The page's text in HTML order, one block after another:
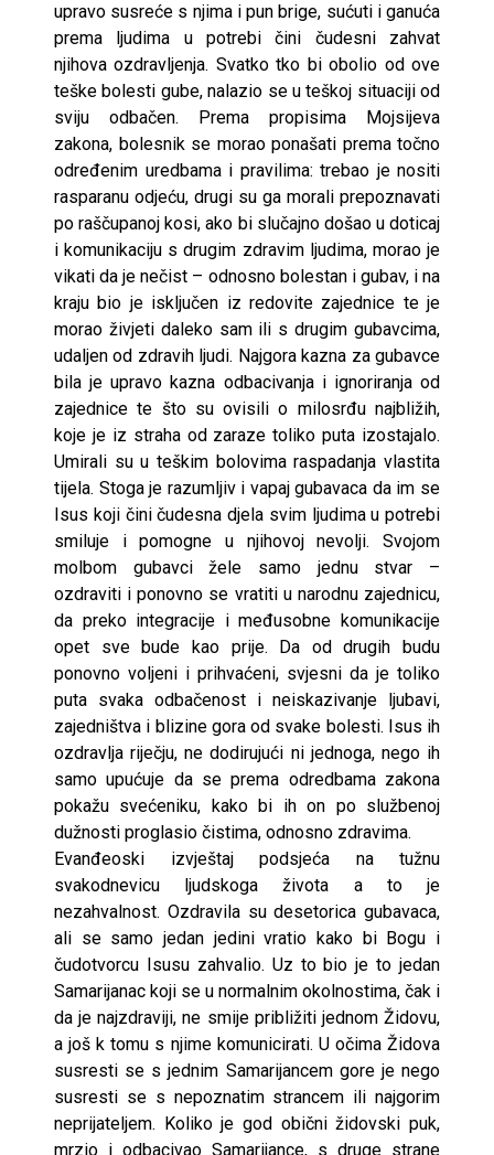
upravo susreće s njima i pun brige, sućuti i ganuća
prema ljudima u potrebi čini čudesni zahvat
njihova ozdravljenja. Svatko tko bi obolio od ove
teške bolesti gube, nalazio se u teškoj situaciji od
sviju odbačen. Prema propisima Mojsijeva
zakona, bolesnik se morao ponašati prema točno
određenim uredbama i pravilima: trebao je nositi
rasparanu odjeću, drugi su ga morali prepoznavati
po raščupanoj kosi, ako bi slučajno došao u doticaj
i komunikaciju s drugim zdravim ljudima, morao je
vikati da je nečist – odnosno bolestan i gubav, i na
kraju bio je isključen iz redovite zajednice te je
morao živjeti daleko sam ili s drugim gubavcima,
udaljen od zdravih ljudi. Najgora kazna za gubavce
bila je upravo kazna odbacivanja i ignoriranja od
zajednice te što su ovisili o milosrđu najbližih,
koje je iz straha od zaraze toliko puta izostajalo.
Umirali su u teškim bolovima raspadanja vlastita
tijela. Stoga je razumljiv i vapaj gubavaca da im se
Isus koji čini čudesna djela svim ljudima u potrebi
smiluje i pomogne u njihovoj nevolji. Svojom
molbom gubavci žele samo jednu stvar –
ozdraviti i ponovno se vratiti u narodnu zajednicu,
da preko integracije i međusobne komunikacije
opet sve bude kao prije. Da od drugih budu
ponovno voljeni i prihvaćeni, svjesni da je toliko
puta svaka odbačenost i neiskazivanje ljubavi,
zajedništva i blizine gora od svake bolesti. Isus ih
ozdravlja riječju, ne dodirujući ni jednoga, nego ih
samo upućuje da se prema odredbama zakona
pokažu svećeniku, kako bi ih on po službenoj
dužnosti proglasio čistima, odnosno zdravima.
Evanđeoski izvještaj podsjeća na tužnu
svakodnevicu ljudskoga života a to je
nezahvalnost. Ozdravila su desetorica gubavaca,
ali se samo jedan jedini vratio kako bi Bogu i
čudotvorcu Isusu zahvalio. Uz to bio je to jedan
Samarijanac koji se u normalnim okolnostima, čak i
da je najzdraviji, ne smije približiti jednom Židovu,
a još k tomu s njime komunicirati. U očima Židova
susresti se s jednim Samarijancem gore je nego
susresti se s nepoznatim strancem ili najgorim
neprijateljem. Koliko je god obični židovski puk,
mrzio i odbacivao Samarijance, s druge strane